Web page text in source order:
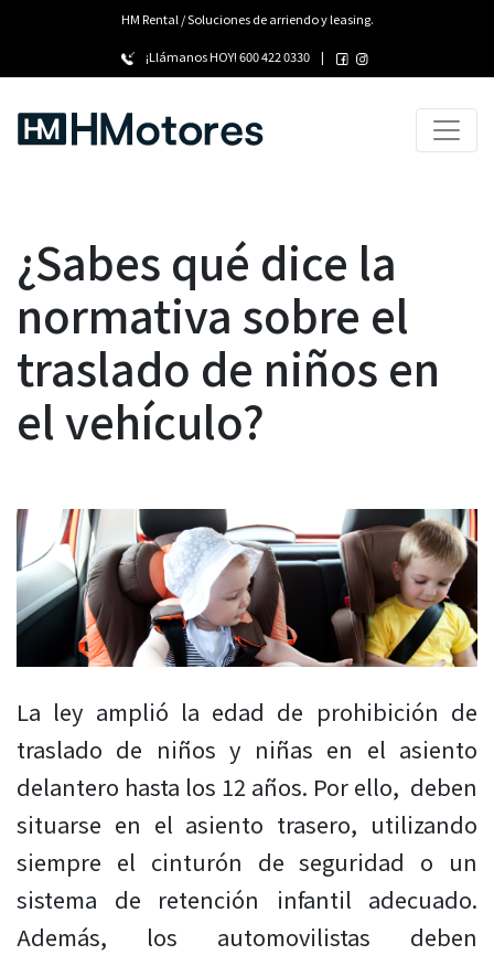
HM Rental / Soluciones de arriendo y leasing.
¡Llámanos HOY!600 422 0330 |
¿Sabes qué dice la
normativa sobre el
traslado de niños en
el vehículo?
La ley amplió la edad de prohibición de
traslado de niños y niñas en el asiento
delantero hasta los 12 años. Por ello, deben
situarse en el asiento trasero, utilizando
siempre el cinturón de seguridad o un
sistema de retención infantil adecuado.
Además, los automovilistas deben